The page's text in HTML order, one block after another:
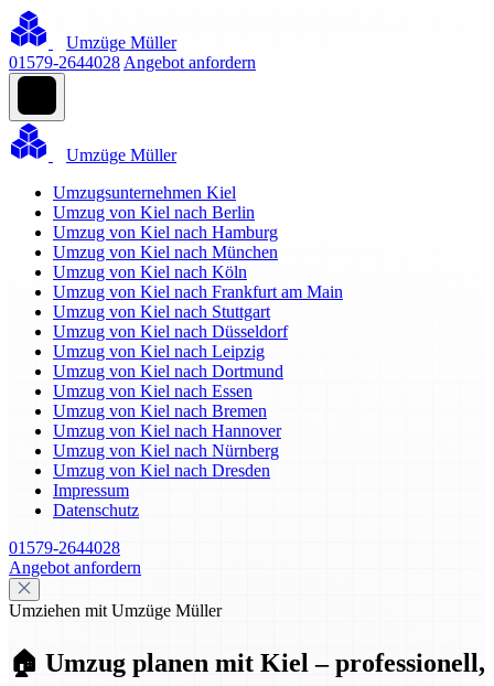
Umzüge Müller
01579-2644028 Angebot anfordern
Umzüge Müller
Umzugsunternehmen Kiel
Umzug von Kiel nach Berlin
Umzug von Kiel nach Hamburg
Umzug von Kiel nach München
Umzug von Kiel nach Köln
Umzug von Kiel nach Frankfurt am Main
Umzug von Kiel nach Stuttgart
Umzug von Kiel nach Düsseldorf
Umzug von Kiel nach Leipzig
Umzug von Kiel nach Dortmund
Umzug von Kiel nach Essen
Umzug von Kiel nach Bremen
Umzug von Kiel nach Hannover
Umzug von Kiel nach Nürnberg
Umzug von Kiel nach Dresden
Impressum
Datenschutz
01579-2644028
Angebot anfordern
Umziehen mit Umzüge Müller
🏠 Umzug planen mit Kiel – professionell,